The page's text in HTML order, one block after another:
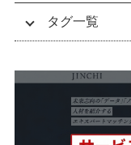
タグ一覧
エスノグラフィー（ethnography
グローバル（global） お知ら
サービスデザイン（service